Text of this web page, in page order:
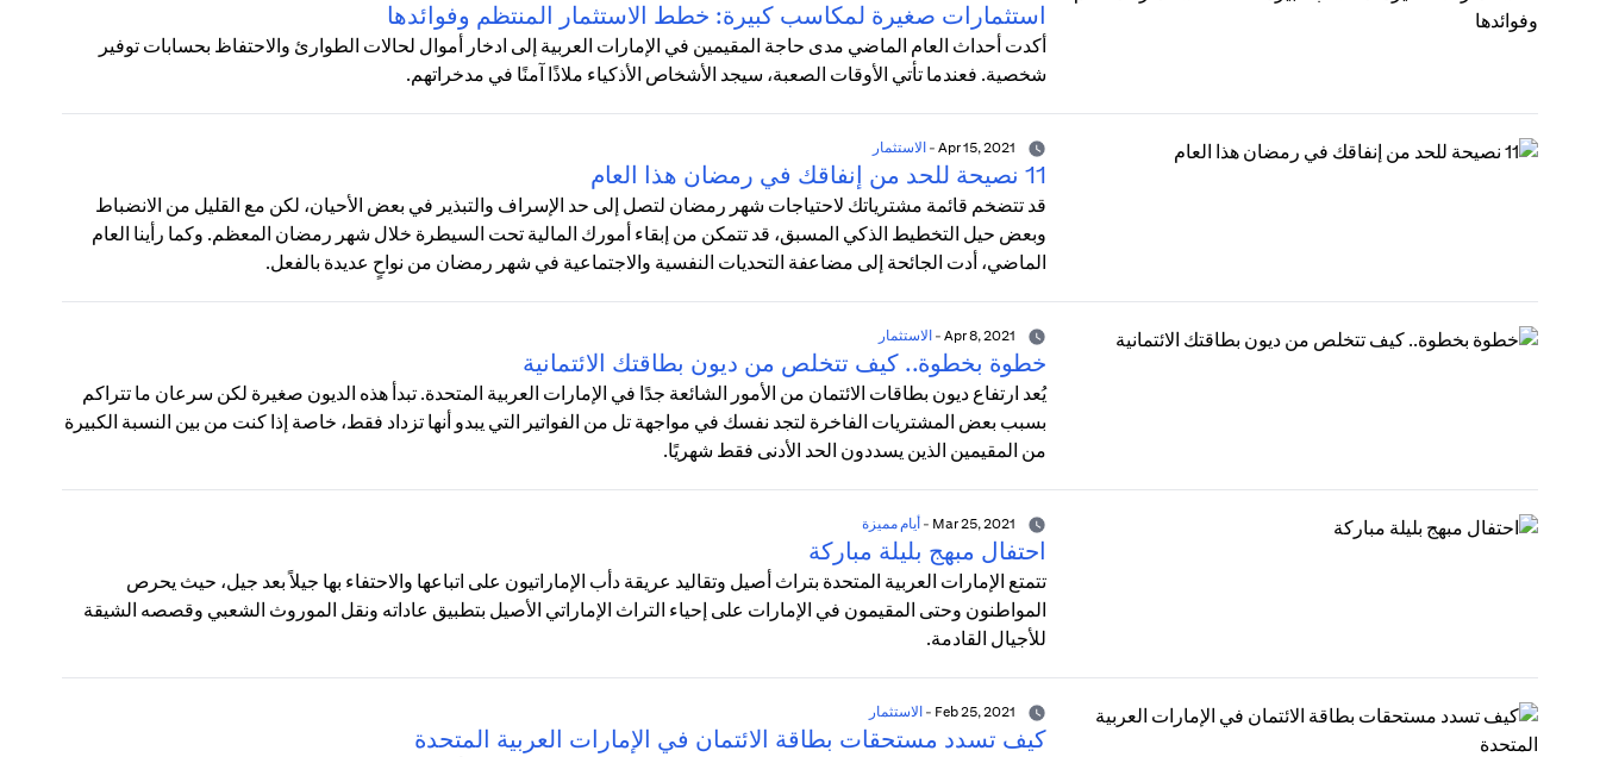
استثمارات صغيرة لمكاسب كبيرة: خطط الاستثمار المنتظم وفوائدها
أكدت أحداث العام الماضي مدى حاجة المقيمين في الإمارات العربية إلى ادخار أموال لحالات الطوارئ والاحتفاظ بحسابات توفير
شخصية. فعندما تأتي الأوقات الصعبة، سيجد الأشخاص الأذكياء ملاذًا آمنًا في مدخراتهم.
-الاستثمار
11 نصيحة للحد من إنفاقك في رمضان هذا العام
قد تتضخم قائمة مشترياتك لاحتياجات شهر رمضان لتصل إلى حد الإسراف والتبذير في بعض الأحيان، لكن مع القليل من الانضباط
وبعض حيل التخطيط الذكي المسبق، قد تتمكن من إبقاء أمورك المالية تحت السيطرة خلال شهر رمضان المعظم. وكما رأينا العام
الماضي، أدت الجائحة إلى مضاعفة التحديات النفسية والاجتماعية في شهر رمضان من نواحٍ عديدة بالفعل.
-الاستثمار
خطوة بخطوة.. كيف تتخلص من ديون بطاقتك الائتمانية
يُعد ارتفاع ديون بطاقات الائتمان من الأمور الشائعة جدًا في الإمارات العربية المتحدة. تبدأ هذه الديون صغيرة لكن سرعان ما تتراكم
بسبب بعض المشتريات الفاخرة لتجد نفسك في مواجهة تل من الفواتير التي يبدو أنها تزداد فقط، خاصة إذا كنت من بين النسبة الكبيرة
من المقيمين الذين يسددون الحد الأدنى فقط شهريًا.
-أيام مميزة
احتفال مبهج بليلة مباركة
تتمتع الإمارات العربية المتحدة بتراث أصيل وتقاليد عريقة دأب الإماراتيون على اتباعها والاحتفاء بها جيلاً بعد جيل، حيث يحرص
المواطنون وحتى المقيمون في الإمارات على إحياء التراث الإماراتي الأصيل بتطبيق عاداته ونقل الموروث الشعبي وقصصه الشيقة
للأجيال القادمة.
-الاستثمار
كيف تسدد مستحقات بطاقة الائتمان في الإمارات العربية المتحدة